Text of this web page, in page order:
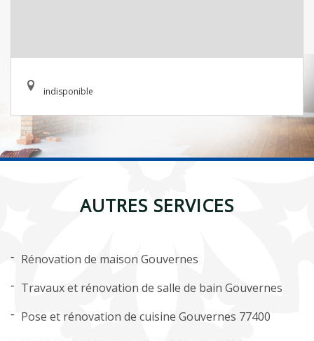
indisponible
AUTRES SERVICES
Rénovation de maison Gouvernes
Travaux et rénovation de salle de bain Gouvernes
Pose et rénovation de cuisine Gouvernes 77400